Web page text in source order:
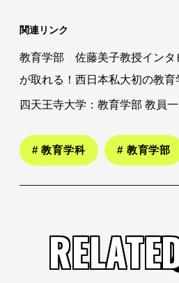
関連リンク
教育学部 佐藤美子教授インタ
が取れる！西日本私大初の教育
四天王寺大学： 教育学部 教員
# 教育学科 # 教育学部